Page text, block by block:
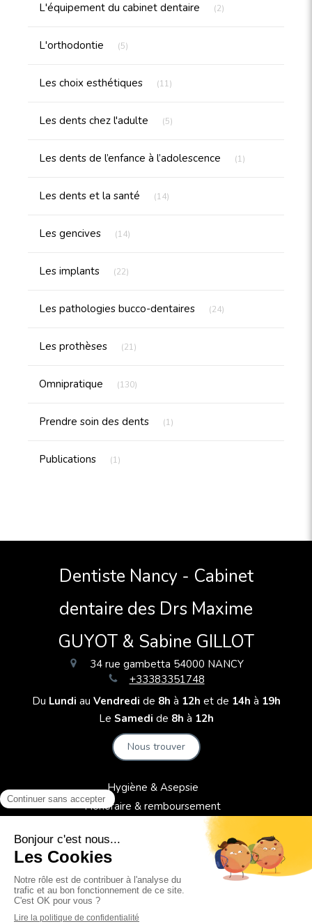
L'équipement du cabinet dentaire (2)
L'orthodontie (5)
Les choix esthétiques (11)
Les dents chez l'adulte (5)
Les dents de l’enfance à l’adolescence (1)
Les dents et la santé (14)
Les gencives (14)
Les implants (22)
Les pathologies bucco-dentaires (24)
Les prothèses (21)
Omnipratique (130)
Prendre soin des dents (1)
Publications (1)
Dentiste Nancy - Cabinet
dentaire des Drs Maxime
GUYOT & Sabine GILLOT
34 rue gambetta 54000 NANCY
+33383351748
Du Lundi au Vendredi de 8h à 12h et de 14h à 19h
Le Samedi de 8h à 12h
Nous trouver
Hygiène & Asepsie
Honoraire & remboursement
Politique de confidentialité et charte cookie
Conditions Générales Utilisation
Charte déontologique
Ordre national